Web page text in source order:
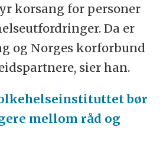
korsang for personer
Da er
og Norges korforbund
sier han.
bør
mellom råd og